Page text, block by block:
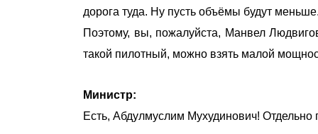
дорога туда. Ну пусть объёмы будут
Поэтому, вы, пожалуйста, Манвел
такой пилотный, можно взять малой
Министр:
Есть, Абдулмуслим Мухудинович! Отдельно